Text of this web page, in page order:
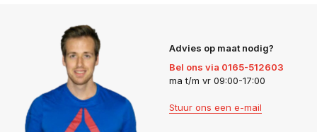
Advies op maat nodig?
Bel ons via 0165-512603
ma t/m vr 09:00-17:00
Stuur ons een e-mail